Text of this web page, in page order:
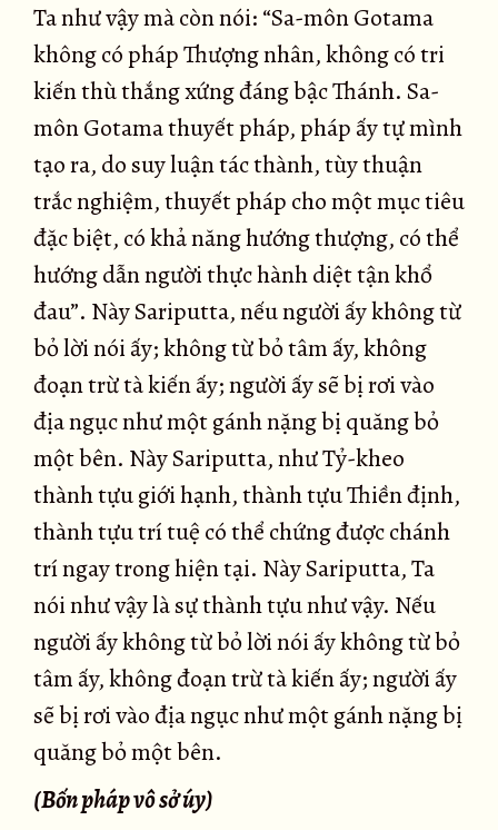
Ta như vậy mà còn nói: “Sa-môn Gotama
không có pháp Thượng nhân, không có tri
kiến thù thắng xứng đáng bậc Thánh. Sa-
môn Gotama thuyết pháp, pháp ấy tự mình
tạo ra, do suy luận tác thành, tùy thuận
trắc nghiệm, thuyết pháp cho một mục tiêu
đặc biệt, có khả năng hướng thượng, có thể
hướng dẫn người thực hành diệt tận khổ
đau”. Này Sariputta, nếu người ấy không từ
bỏ lời nói ấy; không từ bỏ tâm ấy, không
đoạn trừ tà kiến ấy; người ấy sẽ bị rơi vào
địa ngục như một gánh nặng bị quăng bỏ
một bên. Này Sariputta, như Tỷ-kheo
thành tựu giới hạnh, thành tựu Thiền định,
thành tựu trí tuệ có thể chứng được chánh
trí ngay trong hiện tại. Này Sariputta, Ta
nói như vậy là sự thành tựu như vậy. Nếu
người ấy không từ bỏ lời nói ấy không từ bỏ
tâm ấy, không đoạn trừ tà kiến ấy; người ấy
sẽ bị rơi vào địa ngục như một gánh nặng bị
quăng bỏ một bên.
(Bốn pháp vô sở úy)